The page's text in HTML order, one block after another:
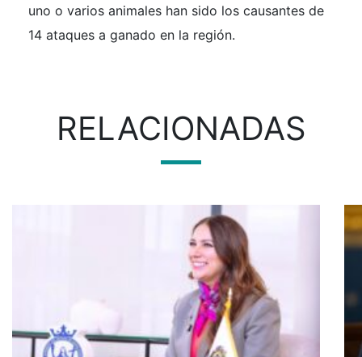
uno o varios animales han sido los causantes de
14 ataques a ganado en la región.
RELACIONADAS